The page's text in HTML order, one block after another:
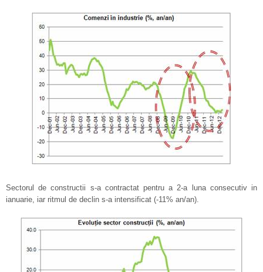
Sectorul de constructii s-a contractat pentru a 2-a luna consecutiv in
ianuarie, iar ritmul de declin s-a intensificat (-11% an/an).